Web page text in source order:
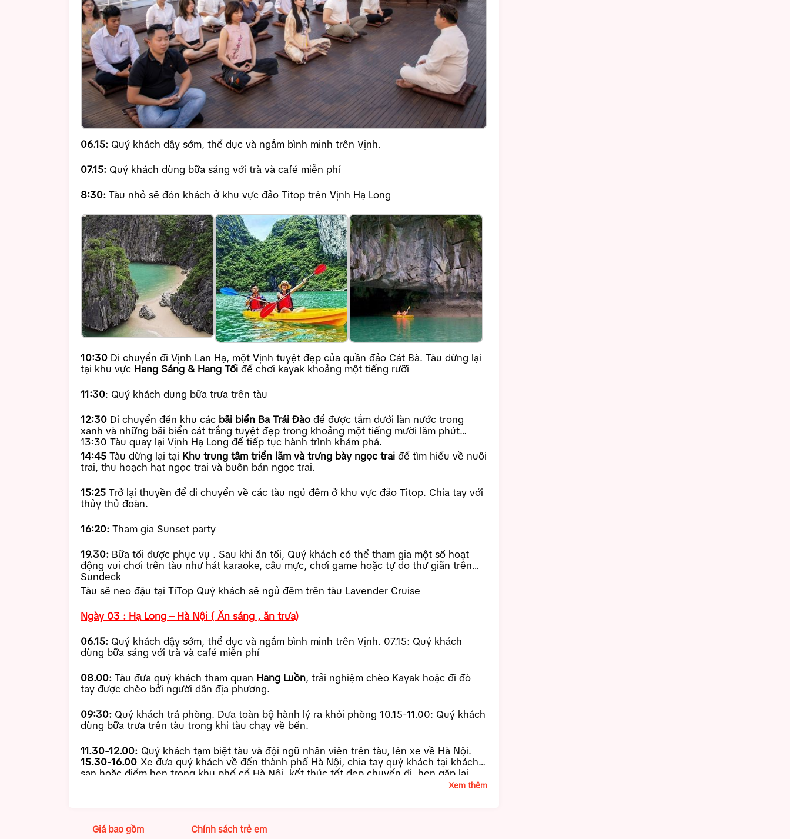
06.15: Quý khách dậy sớm, thể dục và ngắm bình minh trên Vịnh.
07.15: Quý khách dùng bữa sáng với trà và café miễn phí
8:30: Tàu nhỏ sẽ đón khách ở khu vực đảo Titop trên Vịnh Hạ Long
10:30 Di chuyển đi Vịnh Lan Hạ, một Vịnh tuyệt đẹp của quần đảo Cát Bà. Tàu dừng lại
tại khu vực Hang Sáng & Hang Tối để chơi kayak khoảng một tiếng rưỡi
11:30: Quý khách dung bữa trưa trên tàu
12:30 Di chuyển đến khu các bãi biển Ba Trái Đào để được tắm dưới làn nước trong
xanh và những bãi biển cát trắng tuyệt đẹp trong khoảng một tiếng mười lăm phút
13:30 Tàu quay lại Vịnh Hạ Long để tiếp tục hành trình khám phá.
14:45 Tàu dừng lại tại Khu trung tâm triển lãm và trưng bày ngọc trai để tìm hiểu về nuôi
trai, thu hoạch hạt ngọc trai và buôn bán ngọc trai.
15:25 Trở lại thuyền để di chuyển về các tàu ngủ đêm ở khu vực đảo Titop. Chia tay với
thủy thủ đoàn.
16:20: Tham gia Sunset party
19.30: Bữa tối được phục vụ . Sau khi ăn tối, Quý khách có thể tham gia một số hoạt
động vui chơi trên tàu như hát karaoke, câu mực, chơi game hoặc tự do thư giãn trên
Sundeck
Tàu sẽ neo đậu tại TiTop Quý khách sẽ ngủ đêm trên tàu Lavender Cruise
Ngày 03 : Hạ Long – Hà Nội ( Ăn sáng , ăn trưa)
06.15: Quý khách dậy sớm, thể dục và ngắm bình minh trên Vịnh. 07.15: Quý khách
dùng bữa sáng với trà và café miễn phí
08.00: Tàu đưa quý khách tham quan Hang Luồn, trải nghiệm chèo Kayak hoặc đi đò
tay được chèo bởi người dân địa phương.
09:30: Quý khách trả phòng. Đưa toàn bộ hành lý ra khỏi phòng 10.15-11.00: Quý khách
dùng bữa trưa trên tàu trong khi tàu chạy về bến.
11.30-12.00: Quý khách tạm biệt tàu và đội ngũ nhân viên trên tàu, lên xe về Hà Nội.
15.30-16.00 Xe đưa quý khách về đến thành phố Hà Nội, chia tay quý khách tại khách
sạn hoặc điểm hẹn trong khu phố cổ Hà Nội, kết thúc tốt đẹp chuyến đi, hẹn gặp lại
Xem thêm
Giá bao gồm Chính sách trẻ em